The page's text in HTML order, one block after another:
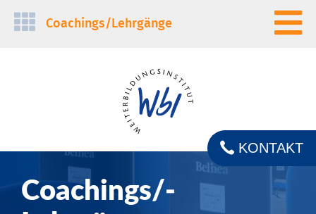
Navigation
Coachings/­Lehrgänge
Coachings/­
KONTAKT